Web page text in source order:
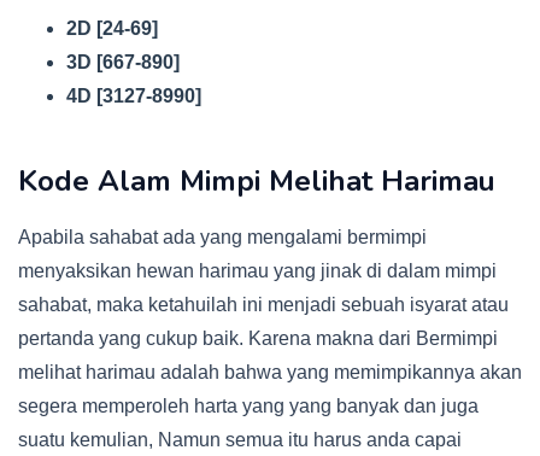
2D [24-69]
3D [667-890]
4D [3127-8990]
Kode Alam Mimpi Melihat Harimau
Apabila sahabat ada yang mengalami bermimpi
menyaksikan hewan harimau yang jinak di dalam mimpi
sahabat, maka ketahuilah ini menjadi sebuah isyarat atau
pertanda yang cukup baik. Karena makna dari Bermimpi
melihat harimau adalah bahwa yang memimpikannya akan
segera memperoleh harta yang yang banyak dan juga
suatu kemulian, Namun semua itu harus anda capai